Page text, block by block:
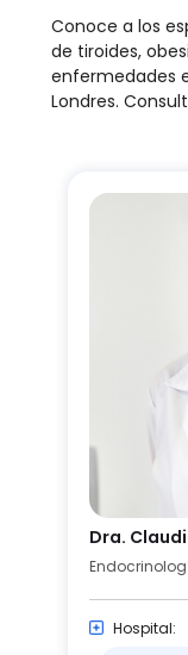
Conoce a los
de tiroides,
enfermedades
Londres.
Dra.
Hospital: